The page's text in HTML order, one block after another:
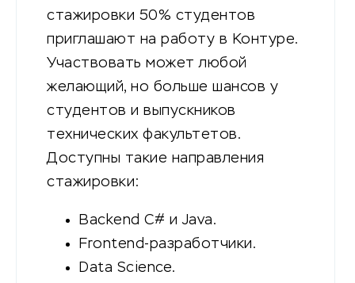
стажировки 50% студентов
приглашают на работу в Контуре.
Участвовать может любой
желающий, но больше шансов у
студентов и выпускников
технических факультетов.
Доступны такие направления
стажировки:
Backend С# и Java.
Frontend-разработчики.
Data Science.